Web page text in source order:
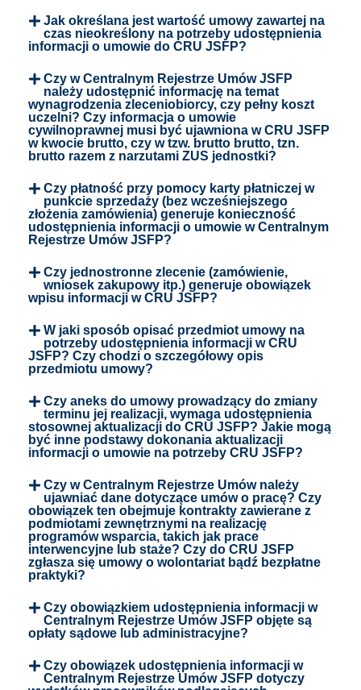
Jak określana jest wartość umowy zawartej na
czas nieokreślony na potrzeby udostępnienia
informacji o umowie do CRU JSFP?
Czy w Centralnym Rejestrze Umów JSFP
należy udostępnić informację na temat
wynagrodzenia zleceniobiorcy, czy pełny koszt
uczelni? Czy informacja o umowie
cywilnoprawnej musi być ujawniona w CRU JSFP
w kwocie brutto, czy w tzw. brutto brutto, tzn.
brutto razem z narzutami ZUS jednostki?
Czy płatność przy pomocy karty płatniczej w
punkcie sprzedaży (bez wcześniejszego
złożenia zamówienia) generuje konieczność
udostępnienia informacji o umowie w Centralnym
Rejestrze Umów JSFP?
Czy jednostronne zlecenie (zamówienie,
wniosek zakupowy itp.) generuje obowiązek
wpisu informacji w CRU JSFP?
W jaki sposób opisać przedmiot umowy na
potrzeby udostępnienia informacji w CRU
JSFP? Czy chodzi o szczegółowy opis
przedmiotu umowy?
Czy aneks do umowy prowadzący do zmiany
terminu jej realizacji, wymaga udostępnienia
stosownej aktualizacji do CRU JSFP? Jakie mogą
być inne podstawy dokonania aktualizacji
informacji o umowie na potrzeby CRU JSFP?
Czy w Centralnym Rejestrze Umów należy
ujawniać dane dotyczące umów o pracę? Czy
obowiązek ten obejmuje kontrakty zawierane z
podmiotami zewnętrznymi na realizację
programów wsparcia, takich jak prace
interwencyjne lub staże? Czy do CRU JSFP
zgłasza się umowy o wolontariat bądź bezpłatne
praktyki?
Czy obowiązkiem udostępnienia informacji w
Centralnym Rejestrze Umów JSFP objęte są
opłaty sądowe lub administracyjne?
Czy obowiązek udostępnienia informacji w
Centralnym Rejestrze Umów JSFP dotyczy